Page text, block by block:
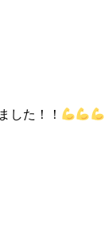
した！！